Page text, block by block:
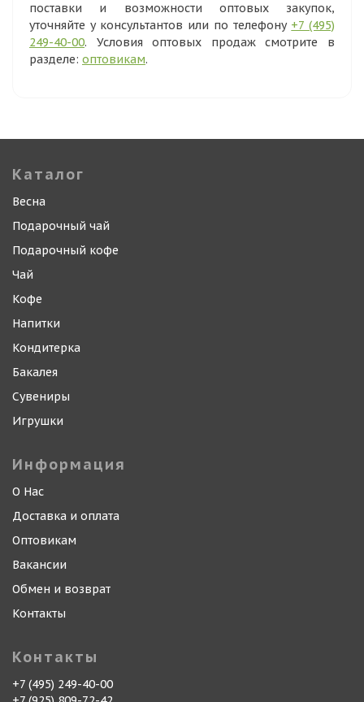
поставки и возможности оптовых закупок,
уточняйте у консультантов или по телефону +7 (495)
249-40-00. Условия оптовых продаж смотрите в
разделе: оптовикам.
Каталог
Весна
Подарочный чай
Подарочный кофе
Чай
Кофе
Напитки
Кондитерка
Бакалея
Сувениры
Игрушки
Информация
О Нас
Доставка и оплата
Оптовикам
Вакансии
Обмен и возврат
Контакты
Контакты
+7 (495) 249-40-00